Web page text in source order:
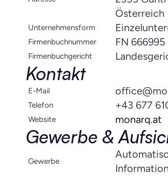
Österreich
Unternehmensform
Firmenbuchnummer FN 666995
Firmenbuchgericht
Kontakt
E-Mail
Telefon +43 677
Website monarq.at
Gewerbe &
Gewerbe